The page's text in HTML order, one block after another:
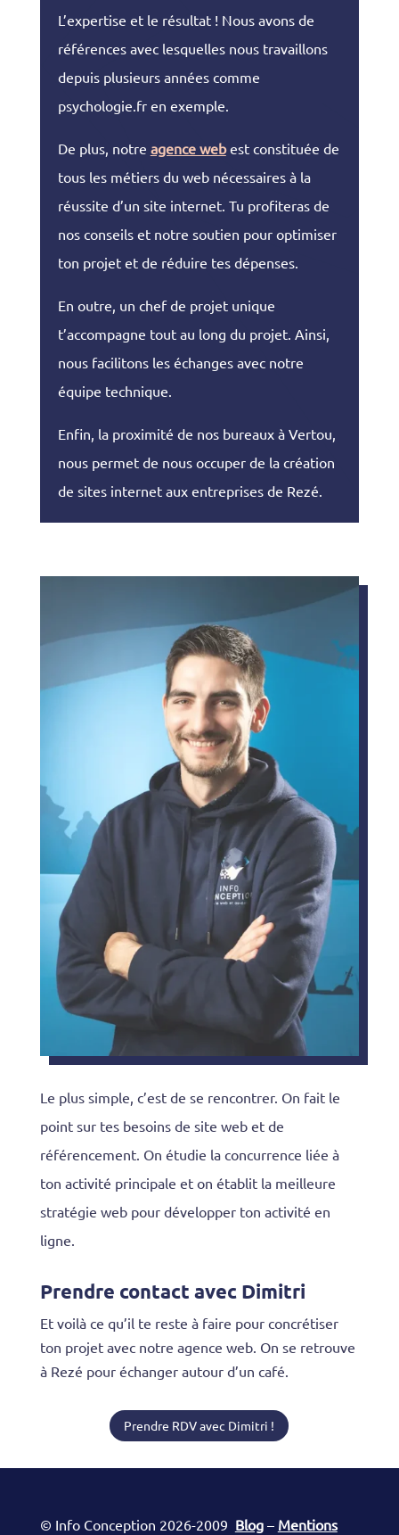
L’expertise et le résultat ! Nous avons de
références avec lesquelles nous travaillons
depuis plusieurs années comme
psychologie.fr en exemple.
De plus, notre agence webest constituée de
tous les métiers du web nécessaires à la
réussite d’un site internet. Tu profiteras de
nos conseils et notre soutien pour optimiser
ton projet et de réduire tes dépenses.
En outre, un chef de projet unique
t’accompagne tout au long du projet. Ainsi,
nous facilitons les échanges avec notre
équipe technique.
Enfin, la proximité de nos bureaux à Vertou,
nous permet de nous occuper de la création
de sites internet aux entreprises de Rezé.
Le plus simple, c’est de se rencontrer. On fait le
point sur tes besoins de site web et de
référencement. On étudie la concurrence liée à
ton activité principale et on établit la meilleure
stratégie web pour développer ton activité en
ligne.
Prendre contact avec Dimitri
Et voilà ce qu’il te reste à faire pour concrétiser
ton projet avec notre agence web. On se retrouve
à Rezé pour échanger autour d’un café.
Prendre RDV avec Dimitri !
© Info Conception 2026-2009 Blog– Mentions